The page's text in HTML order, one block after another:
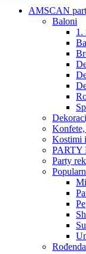
AMSCAN
Baloni
1.
Kostimi
PARTY
Party